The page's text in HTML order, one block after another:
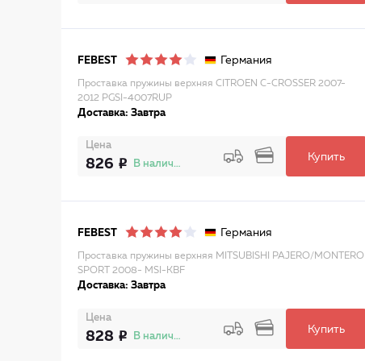
FEBEST Германия
Проставка пружины верхняя CITROEN C-CROSSER 2007-
2012 PGSI-4007RUP
Доставка: Завтра
Цена
826 В наличии
Купить
FEBEST Германия
Проставка пружины верхняя MITSUBISHI PAJERO/MONTERO
SPORT 2008- MSI-KBF
Доставка: Завтра
Цена
828 В наличии
Купить